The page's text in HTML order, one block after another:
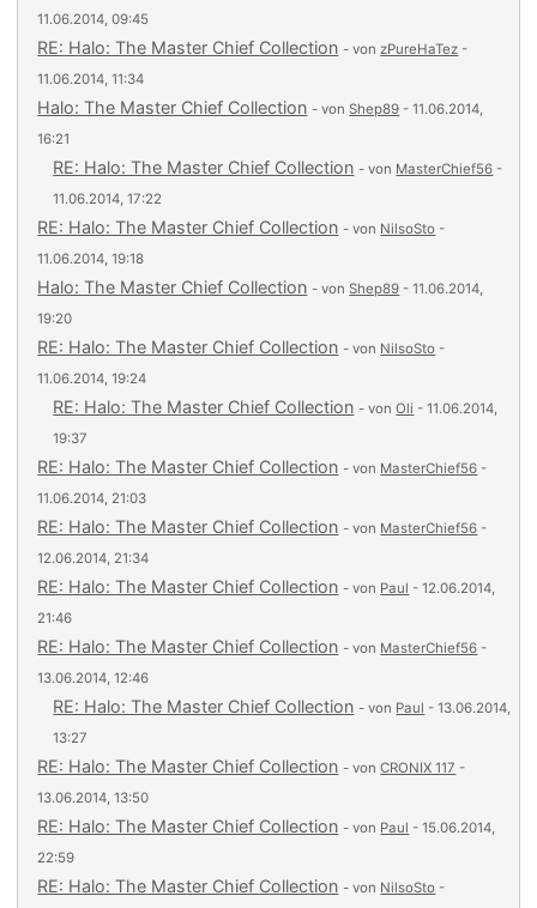
11.06.2014, 09:45
RE: Halo: The Master Chief Collection - vonzPureHaTez -
11.06.2014, 11:34
Halo: The Master Chief Collection - vonShep89 - 11.06.2014,
16:21
RE: Halo: The Master Chief Collection - von MasterChief56 -
11.06.2014, 17:22
RE: Halo: The Master Chief Collection - von NilsoSto -
11.06.2014, 19:18
Halo: The Master Chief Collection - vonShep89 - 11.06.2014,
19:20
RE: Halo: The Master Chief Collection - von NilsoSto -
11.06.2014, 19:24
RE: Halo: The Master Chief Collection - vonOli - 11.06.2014,
19:37
RE: Halo: The Master Chief Collection - von MasterChief56 -
11.06.2014, 21:03
RE: Halo: The Master Chief Collection - von MasterChief56 -
12.06.2014, 21:34
RE: Halo: The Master Chief Collection - von Paul - 12.06.2014,
21:46
RE: Halo: The Master Chief Collection - von MasterChief56 -
13.06.2014, 12:46
RE: Halo: The Master Chief Collection - von Paul - 13.06.2014,
13:27
RE: Halo: The Master Chief Collection - vonCRONIX 117 -
13.06.2014, 13:50
RE: Halo: The Master Chief Collection - von Paul - 15.06.2014,
22:59
RE: Halo: The Master Chief Collection - von NilsoSto -